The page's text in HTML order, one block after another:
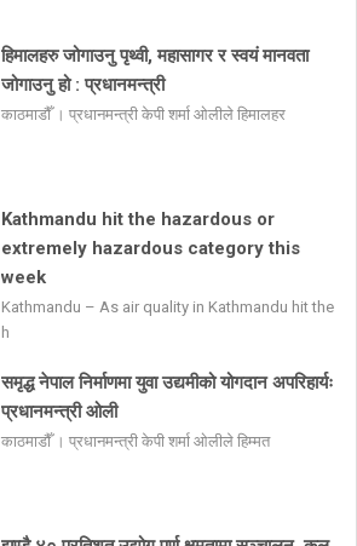
हिमालहरु जोगाउनु पृथ्वी, महासागर र स्वयं मानवता
जोगाउनु हो : प्रधानमन्त्री
काठमाडौँ । प्रधानमन्त्री केपी शर्मा ओलीले हिमालहर
Kathmandu hit the hazardous or
extremely hazardous category this
week
Kathmandu – As air quality in Kathmandu hit the
h
समृद्ध नेपाल निर्माणमा युवा उद्यमीको योगदान अपरिहार्यः
प्रधानमन्त्री ओली
काठमाडौँ । प्रधानमन्त्री केपी शर्मा ओलीले हिम्मत